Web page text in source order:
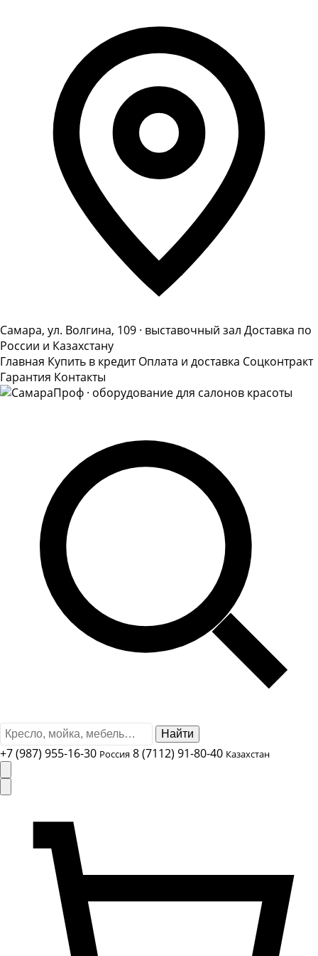
Самара, ул. Волгина, 109 · выставочный зал Доставка по
России и Казахстану
Главная Купить в кредит Оплата и доставка Соцконтракт
Гарантия Контакты
Найти
+7 (987) 955-16-30 Россия 8 (7112) 91-80-40 Казахстан